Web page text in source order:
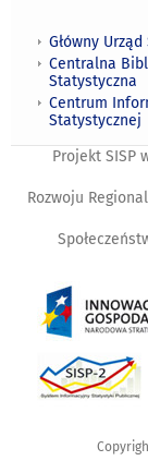
Główny
Centralna
Statystyczna
Centrum
Statystycznej
Projekt SISP
Rozwoju